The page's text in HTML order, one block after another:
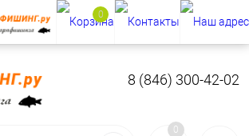
8 (846) 300-42-02
0
0